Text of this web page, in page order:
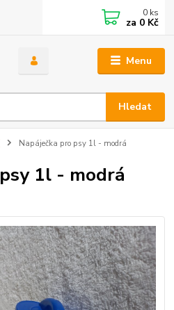
Menu
Hledat
0 ks
za 0 Kč
Napáječka pro psy 1l - modrá
1l - modrá